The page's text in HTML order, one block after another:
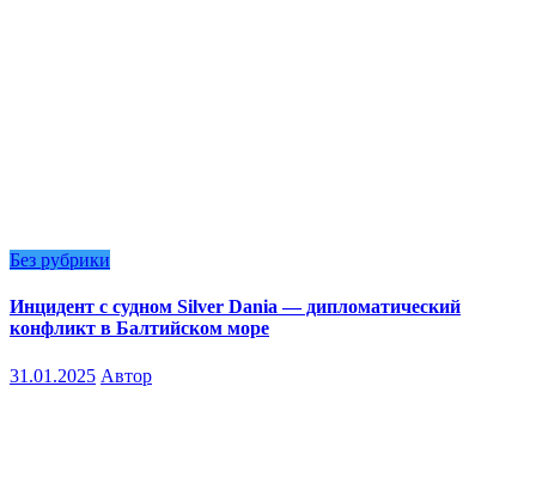
Без рубрики
Инцидент с судном Silver Dania — дипломатический
конфликт в Балтийском море
31.01.2025 Автор